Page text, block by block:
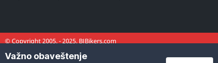
© Copyright 2005. - 2025. BJBikers.com
Važno obaveštenje